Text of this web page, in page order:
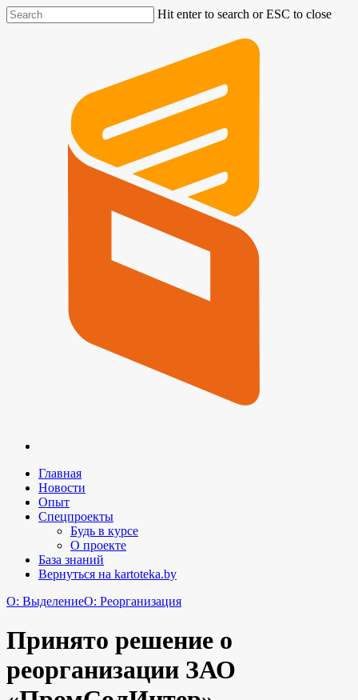
Hit enter to search or ESC to close
Главная
Новости
Опыт
Спецпроекты
Будь в курсе
О проекте
База знаний
Вернуться на kartoteka.by
O: ВыделениеO: Реорганизация
Принято решение о
реорганизации ЗАО